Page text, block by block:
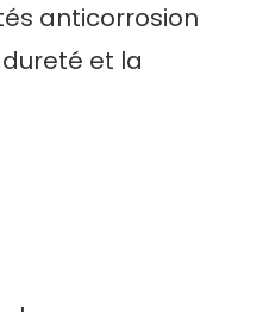
anticorrosion
et la